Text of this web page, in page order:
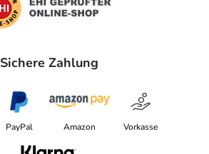
Sichere Zahlung
PayPal Amazon Vorkasse